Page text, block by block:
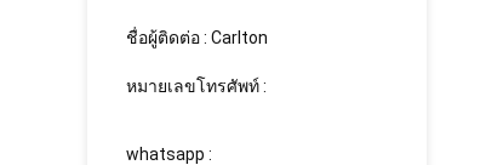
ชื่อผู้ติดต่อ : Carlton
หมายเลขโทรศัพท์ :
whatsapp :